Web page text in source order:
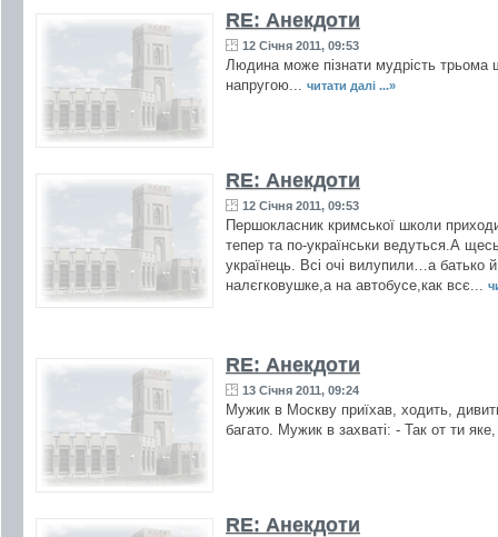
RE: Анекдоти
12 Січня 2011, 09:53
Людина може пізнати мудрість трьома
напругою... читати далі ...»
RE: Анекдоти
12 Січня 2011, 09:53
Першокласник кримської школи
тепер та по-українськи ведуться.А
yкраїнець. Всі очі вилупили…а батько
налєгковушке,а на автобусе,как всє...
RE: Анекдоти
13 Січня 2011, 09:24
Мужик в Москву приїхав, ходить,
багато. Мужик в захваті: - Так от ти
RE: Анекдоти